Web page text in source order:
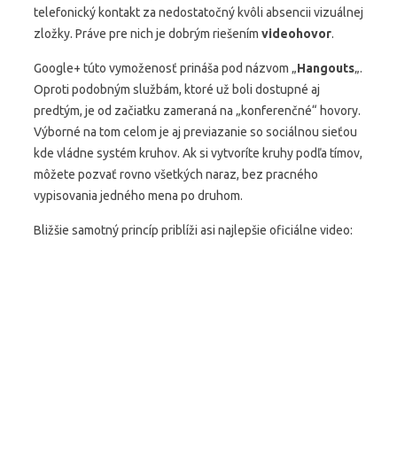
telefonický kontakt za nedostatočný kvôli absencii vizuálnej
zložky. Práve pre nich je dobrým riešením videohovor.
Google+ túto vymoženosť prináša pod názvom „Hangouts„.
Oproti podobným službám, ktoré už boli dostupné aj
predtým, je od začiatku zameraná na „konferenčné“ hovory.
Výborné na tom celom je aj previazanie so sociálnou sieťou
kde vládne systém kruhov. Ak si vytvoríte kruhy podľa tímov,
môžete pozvať rovno všetkých naraz, bez pracného
vypisovania jedného mena po druhom.
Bližšie samotný princíp priblíži asi najlepšie oficiálne video: